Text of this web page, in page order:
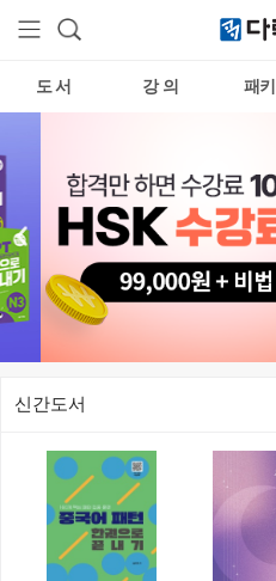
도 서 강 의 패키
신간도서